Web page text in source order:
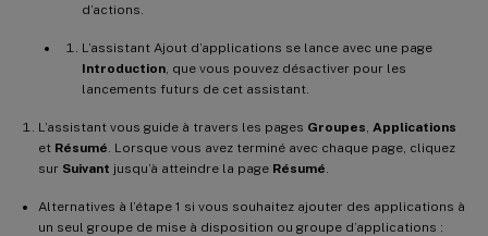
d’actions.
L’assistant Ajout d’applications se lance avec une page
Introduction , que vous pouvez désactiver pour les
lancements futurs de cet assistant.
L’assistant vous guide à travers les pages Groupes Applications
et Résumé . Lorsque vous avez terminé avec chaque page, cliquez
sur Suivant jusqu’à atteindre la page Résumé
Alternatives à l’étape 1 si vous souhaitez ajouter des applications à
un seul groupe de mise à disposition ou groupe d’applications :